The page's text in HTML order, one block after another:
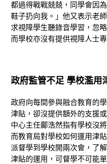
都過得戰戰兢兢，同學會因
鞋子扔向我。」他又表示老
求視障學生聽錄音學習，忽
而學校亦沒有提供視障人士
政府監管不足 學校濫用
政府向每間參與融合教育的
津貼，卻沒提供額外的支援
中心主任鄺浩然指有學校沒
而教育局對學校如何運用津
派督學到學校開兩次會，了
津貼的運用，可督學不可能